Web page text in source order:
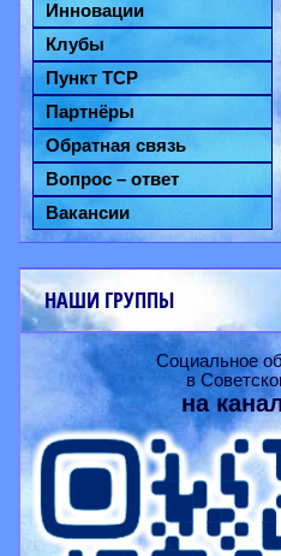
Инновации
Клубы
Пункт ТСР
Партнёры
Обратная связь
Вопрос – ответ
Вакансии
НАШИ ГРУППЫ
Социальное
в
на